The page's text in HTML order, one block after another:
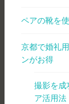
ペアの靴を
京都で婚礼
ンがお得
撮影を成
ア活用法